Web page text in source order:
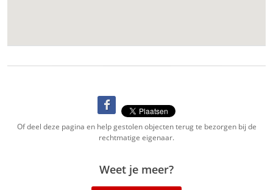
Of deel deze pagina en help gestolen objecten terug te bezorgen bij de
rechtmatige eigenaar.
Weet je meer?